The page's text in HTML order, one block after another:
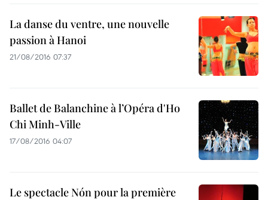
La danse du ventre, une nouvelle
passion à Hanoi
21/08/2016 07:37
Ballet de Balanchine à l’Opéra d'Ho
Chi Minh-Ville
17/08/2016 04:07
Le spectacle Nón pour la première